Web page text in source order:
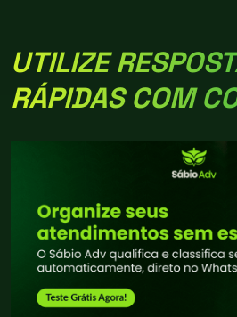
UTILIZE
RÁPIDAS COM